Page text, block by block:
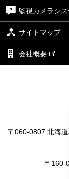
監視カメラシ
サイトマップ
会社概要
〒060-0807 北海
〒160-